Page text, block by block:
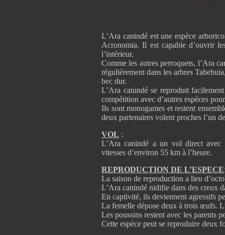
L’Ara canindé est une espèce
Acronomia. Il est capable d’ouvrir
l’intérieur.
Comme les autres perroquets, l’Ara
régulièrement dans les arbres
bec dur.
L’Ara canindé se reproduit
compétition avec d’autres espèces
Ils sont monogames et restent
deux partenaires volent proches l’un
VOL :
L’Ara canindé a un vol direct avec
vitesses d’environ 55 km à l’heure.
REPRODUCTION DE L’ESPECE
La saison de reproduction a lieu
L’Ara canindé nidifie dans des creux
En captivité, ils deviennent agressifs
La femelle dépose deux à trois œufs.
Les poussins restent avec les parents
Cette espèce peut se reproduire deux